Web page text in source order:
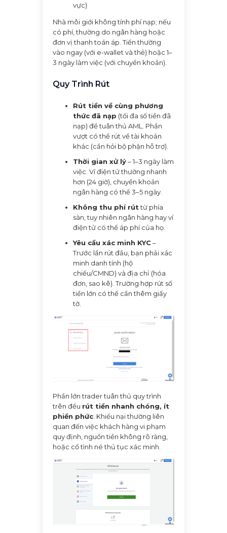
vực)
Nhà môi giới không tính phí nạp; nếu
có phí, thường do ngân hàng hoặc
đơn vị thanh toán áp. Tiền thường
vào ngay (với e-wallet và thẻ) hoặc 1–
3 ngày làm việc (với chuyển khoản).
Quy Trình Rút
Rút tiền về cùng phương
thức đã nạp (tối đa số tiền đã
nạp) để tuân thủ AML. Phần
vượt có thể rút về tài khoản
khác (cần hỏi bộ phận hỗ trợ).
Thời gian xử lý– 1–3 ngày làm
việc. Ví điện tử thường nhanh
hơn (24 giờ), chuyển khoản
ngân hàng có thể 3–5 ngày.
Không thu phí rúttừ phía
sàn, tuy nhiên ngân hàng hay ví
điện tử có thể áp phí của họ.
Yêu cầu xác minh KYC–
Trước lần rút đầu, bạn phải xác
minh danh tính (hộ
chiếu/CMND) và địa chỉ (hóa
đơn, sao kê). Trường hợp rút số
tiền lớn có thể cần thêm giấy
tờ.
Phần lớn trader tuân thủ quy trình
trên đều rút tiền nhanh chóng, ít
phiền phức. Khiếu nại thường liên
quan đến việc khách hàng vi phạm
quy định, nguồn tiền không rõ ràng,
hoặc cố tình né thủ tục xác minh.